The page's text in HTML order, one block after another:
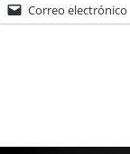
Correo electrónico